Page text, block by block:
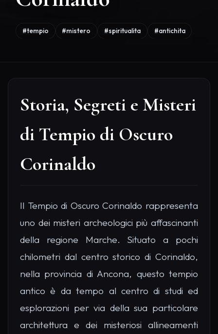
#tempio #mistero #spiritualita #antichita
Storia, Segreti e Misteri
di Tempio di Oscuro
Corinaldo
Il Tempio di Oscuro Corinaldo rappresenta
uno dei misteri archeologici più affascinanti
della regione Marche. Situato a pochi
chilometri dal centro storico di Corinaldo,
nella provincia di Ancona, questo tempio
antico è da tempo al centro di studi ed
esplorazioni per via della sua particolare
architettura e dei misteriosi allineamenti